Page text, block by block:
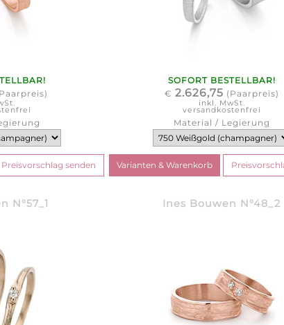
SOFORT BESTELLBAR!
€ 2.626,75 (Paarpreis)
inkl. MwSt.
versandkostenfrei
Material / Legierung
N°57_1 Ines Bouwen N°48_2